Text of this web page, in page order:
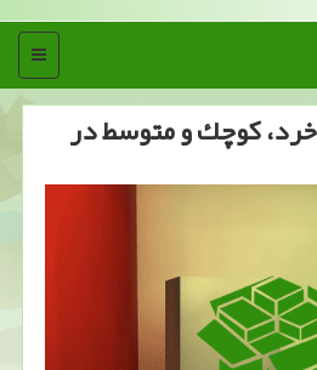
منو
خرد، كوچك و متوسط در